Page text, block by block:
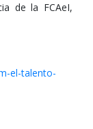
de la FCAeI,
el-talento-